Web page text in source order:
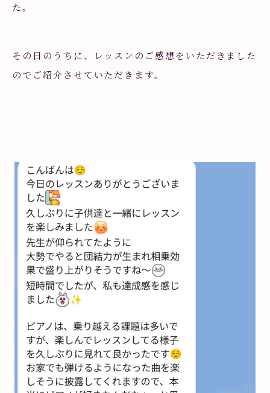
た。
その日のうちに、レッスンのご感想をいただきました
のでご紹介させていただきます。